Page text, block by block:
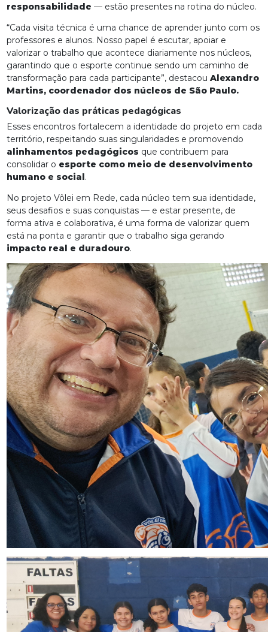
responsabilidade — estão presentes na rotina do núcleo.
“Cada visita técnica é uma chance de aprender junto com os
professores e alunos. Nosso papel é escutar, apoiar e
valorizar o trabalho que acontece diariamente nos núcleos,
garantindo que o esporte continue sendo um caminho de
transformação para cada participante”, destacou Alexandro
Martins, coordenador dos núcleos de São Paulo.
Valorização das práticas pedagógicas
Esses encontros fortalecem a identidade do projeto em cada
território, respeitando suas singularidades e promovendo
alinhamentos pedagógicos que contribuem para
consolidar o esporte como meio de desenvolvimento
humano e social.
No projeto Vôlei em Rede, cada núcleo tem sua identidade,
seus desafios e suas conquistas — e estar presente, de
forma ativa e colaborativa, é uma forma de valorizar quem
está na ponta e garantir que o trabalho siga gerando
impacto real e duradouro.